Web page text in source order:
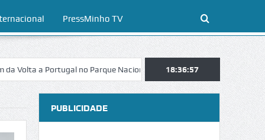
PressMinho TV
no Parque Nacional da Peneda-Gerês Esposende.
18:36:58
PUBLICIDADE